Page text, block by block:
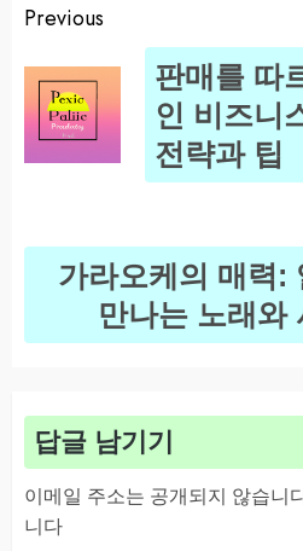
Post
navigation
Previous
판매를 따
인 비즈니
전략과 팁
Next가라오케의 매력:
만나는 노래와
답글 남기기
이메일 주소는 공개되지 않습니
니다